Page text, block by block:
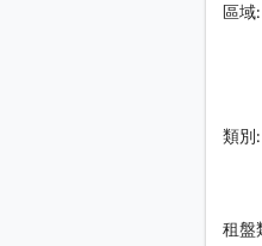
區域:
類別:
租盤